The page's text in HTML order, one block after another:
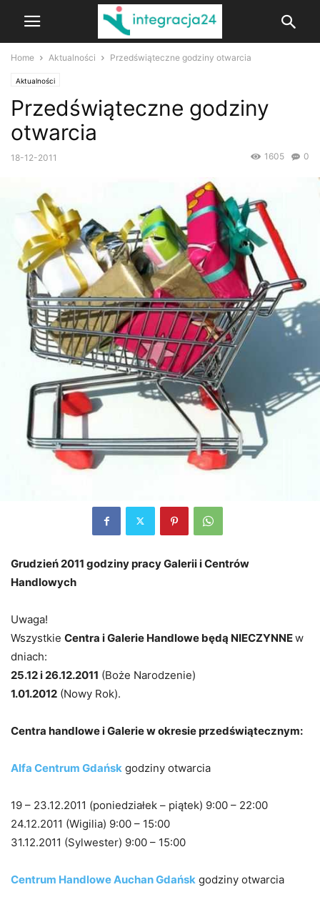
Home Aktualności Przedświąteczne godziny otwarcia
Aktualności
Przedświąteczne godziny
otwarcia
18-12-2011 0
1605
Grudzień 2011 godziny pracy Galerii i Centrów
Handlowych
Uwaga!
Wszystkie Centra i Galerie Handlowe będą NIECZYNNEw
dniach:
25.12 i 26.12.2011 (Boże Narodzenie)
1.01.2012 (Nowy Rok).
Centra handlowe i Galerie w okresie przedświątecznym:
Alfa Centrum Gdańsk godziny otwarcia
19 – 23.12.2011 (poniedziałek – piątek) 9:00 – 22:00
24.12.2011 (Wigilia) 9:00 – 15:00
31.12.2011 (Sylwester) 9:00 – 15:00
Centrum Handlowe Auchan Gdańsk godziny otwarcia